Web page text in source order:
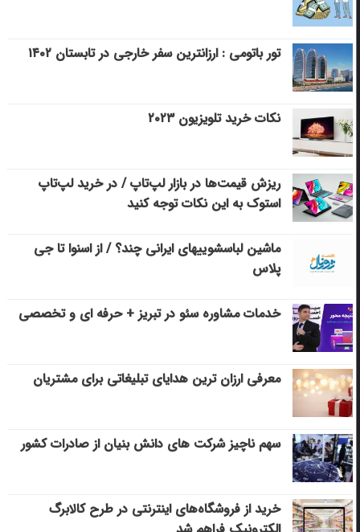
تور باتومی : ارزانترین سفر خارجی در تابستان ۱۴۰۲
نکات خرید تلویزیون ۲۰۲۳
ریزش قیمت‌ها در بازار لپ‌تاپ / در خرید لپ‌تاپ
استوک به این نکات توجه کنید
ماشین لباسشویی‎های ایرانی چند؟ / از اسنوا تا جی
پلاس
خدمات مشاوره سئو در تبریز + حرفه ای و تخصصی
معرفی ارزان ترین هدایای تبلیغاتی برای مشتریان
سهم ناچیز شرکت های دانش بنیان از صادرات کشور
خرید از فروشگاه‌های اینترنتی در طرح کالابرگ